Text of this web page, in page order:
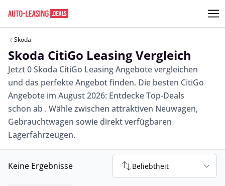
Skoda
Skoda CitiGo Leasing Vergleich
Jetzt 0 Skoda CitiGo Leasing Angebote vergleichen
und das perfekte Angebot finden. Die besten CitiGo
Angebote im August 2026: Entdecke Top-Deals
schon ab . Wähle zwischen attraktiven Neuwagen,
Gebrauchtwagen sowie direkt verfügbaren
Lagerfahrzeugen.
Keine Ergebnisse Beliebtheit